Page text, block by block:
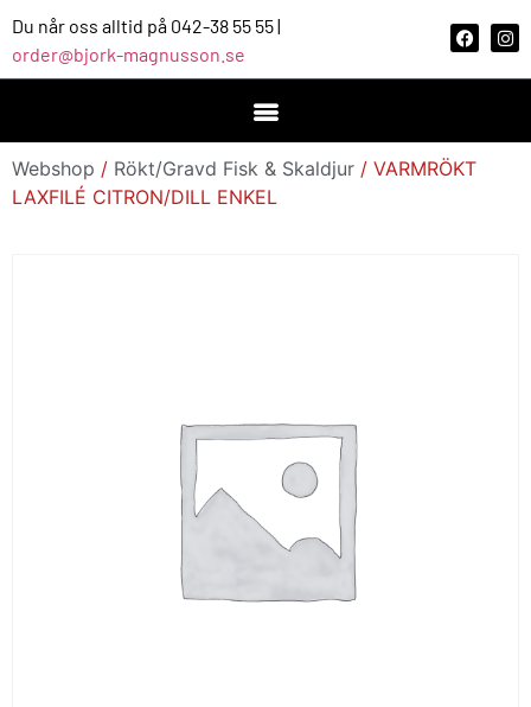
Du når oss alltid på 042-38 55 55 |
order@bjork-magnusson.se
Webshop / Rökt/Gravd Fisk & Skaldjur / VARMRÖKT
LAXFILÉ CITRON/DILL ENKEL